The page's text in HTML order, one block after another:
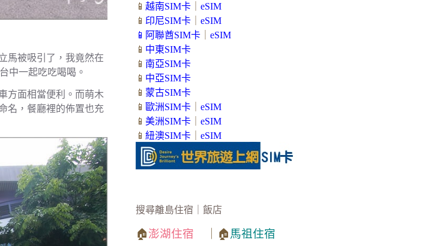
馬被吸引了，我竟然在
中一起吃吃喝喝。
方面相當便利。而萌木
名，餐廳裡的佈置也充
📱 越南SIM卡｜ eSIM
📱 印尼SIM卡｜ eSIM
📱 阿聯酋SIM卡｜ eSIM
📱 中東SIM卡
📱 南亞SIM卡
📱 中亞SIM卡
📱 蒙古SIM卡
📱 歐洲SIM卡｜ eSIM
📱 美洲SIM卡｜ eSIM
📱 紐澳SIM卡｜ eSIM
搜尋離島住宿｜飯店
🏠澎湖住宿 ｜🏠馬祖住宿